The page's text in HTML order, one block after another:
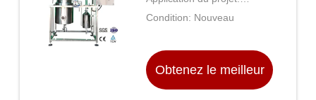
essentielles
Appareils pour l'extraction
de diverses plantes et
herbes
Condition: Nouveau
Obtenez le meilleur